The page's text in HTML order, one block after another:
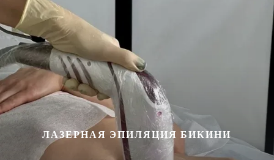
ЛАЗЕРНАЯ ЭПИЛЯЦИЯ БИКИНИ